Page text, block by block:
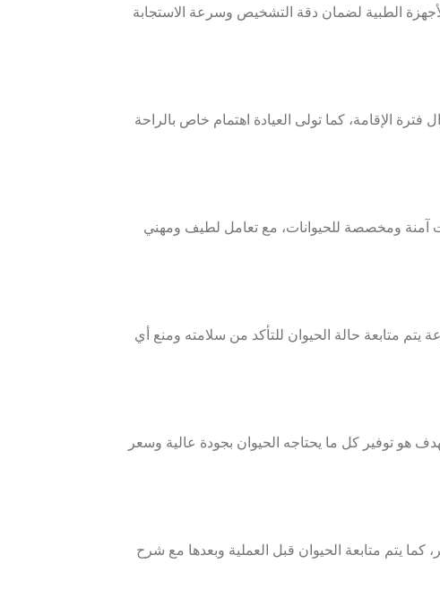
الطبية لضمان دقة التشخيص وسرعة الاستجابة
فترة الإقامة، كما تولى العيادة اهتمام خاص بالراحة
آمنة ومخصصة للحيوانات، مع تعامل لطيف ومهني
يتم متابعة حالة الحيوان للتأكد من سلامته ومنع أي
هو توفير كل ما يحتاجه الحيوان بجودة عالية وسعر
يتم متابعة الحيوان قبل العملية وبعدها مع شرح